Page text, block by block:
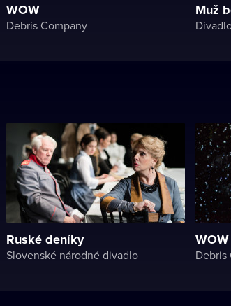
WOW
Debris Company
Muž
Ruské deníky
Slovenské národné divadlo
WOW
Debris